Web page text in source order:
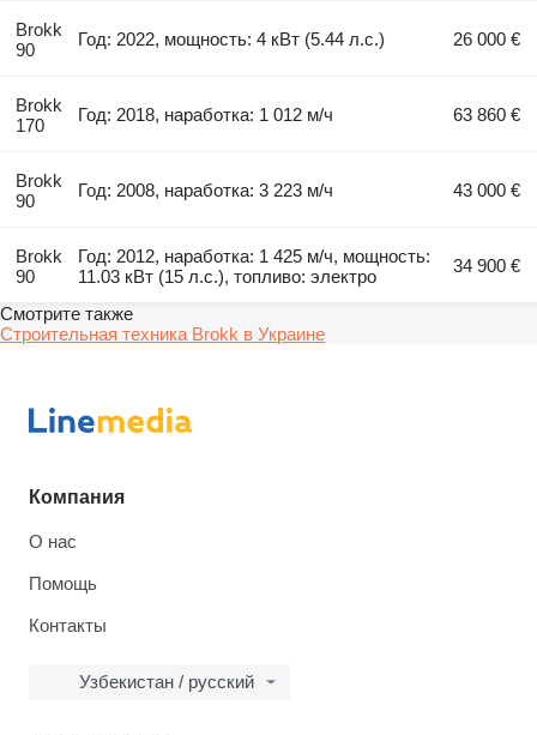
Brokk
90
Год: 2022, мощность: 4 кВт (5.44 л.с.) 26 000 €
Brokk
170
Год: 2018, наработка: 1 012 м/ч 63 860 €
Brokk
90
Год: 2008, наработка: 3 223 м/ч 43 000 €
Brokk
90
Год: 2012, наработка: 1 425 м/ч, мощность:
11.03 кВт (15 л.с.), топливо: электро
34 900 €
Смотрите также
Строительная техника Brokk в Украине
Компания
О нас
Помощь
Контакты
Узбекистан / русский